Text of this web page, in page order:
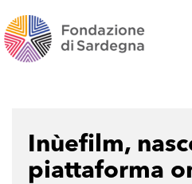
Inùefilm,
piattaforma